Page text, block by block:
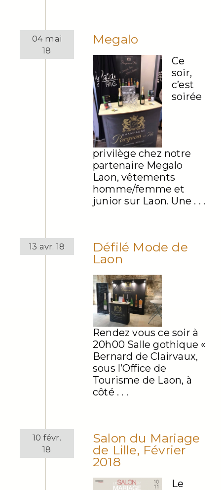
04 mai
18
Megalo
Ce
soir,
c’est
soirée
privilège chez notre
partenaire Megalo
Laon, vêtements
homme/femme et
junior sur Laon. Une . . .
13 avr. 18
Défilé Mode de
Laon
Rendez vous ce soir à
20h00 Salle gothique «
Bernard de Clairvaux,
sous l’Office de
Tourisme de Laon, à
côté . . .
10 févr.
18
Salon du Mariage
de Lille, Février
2018
Le